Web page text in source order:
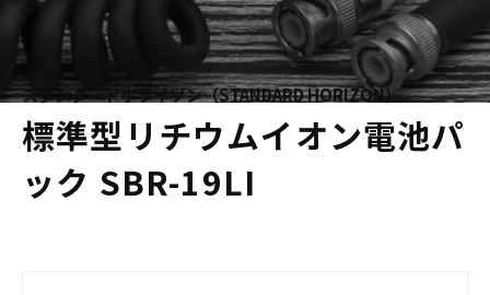
スタンダードホライゾン（STANDARD HORIZON）
標準型リチウムイオン電池パ
ック SBR-19LI